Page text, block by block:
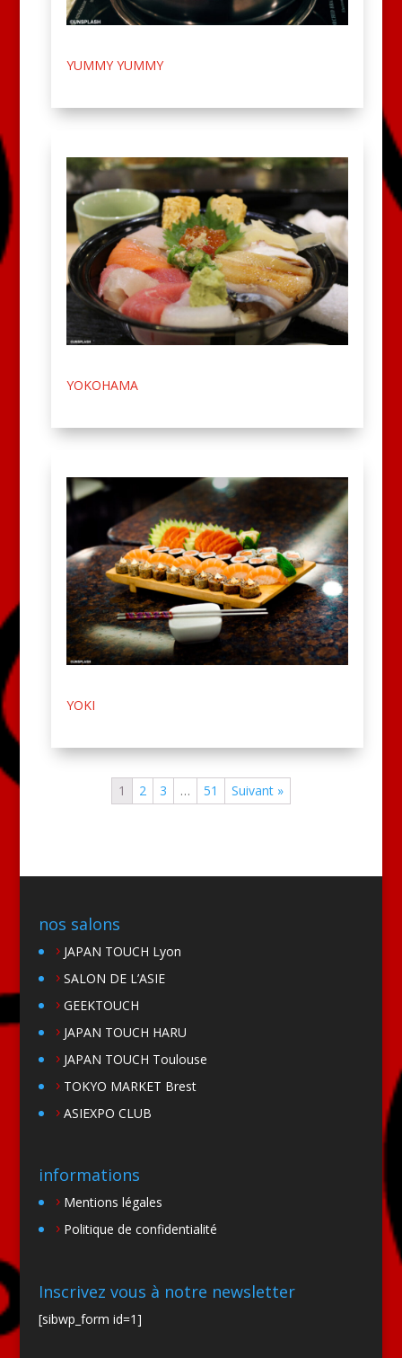
YUMMY YUMMY
YOKOHAMA
YOKI
1 2 3 … 51 Suivant »
nos salons
JAPAN TOUCH Lyon
SALON DE L’ASIE
GEEKTOUCH
JAPAN TOUCH HARU
JAPAN TOUCH Toulouse
TOKYO MARKET Brest
ASIEXPO CLUB
informations
Mentions légales
Politique de confidentialité
Inscrivez vous à notre newsletter
[sibwp_form id=1]